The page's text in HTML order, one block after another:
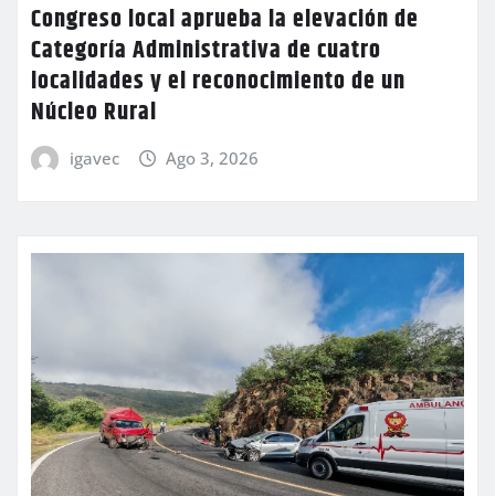
Congreso local aprueba la elevación de
Categoría Administrativa de cuatro
localidades y el reconocimiento de un
Núcleo Rural
igavec Ago 3, 2026